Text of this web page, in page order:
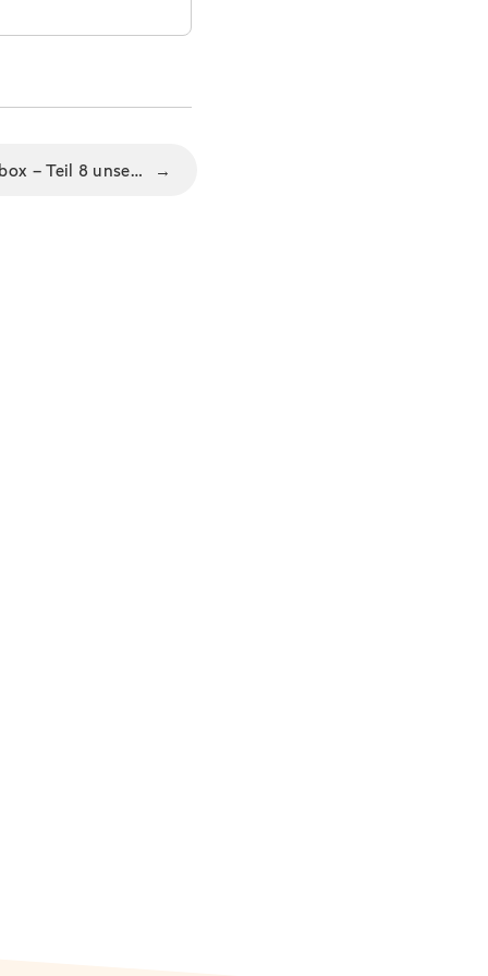
So arbeiten Sie mit Ihrer Inbox – Teil 8 unserer monatlichen FAQ-Blogpost-Serie →